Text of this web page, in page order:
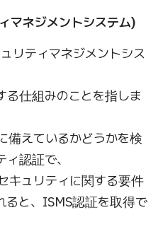
マネジメントシステム)
リティマネジメントシス
る仕組みのことを指しま
備えているかどうかを検
認証で、
キュリティに関する要件
ると、ISMS認証を取得で